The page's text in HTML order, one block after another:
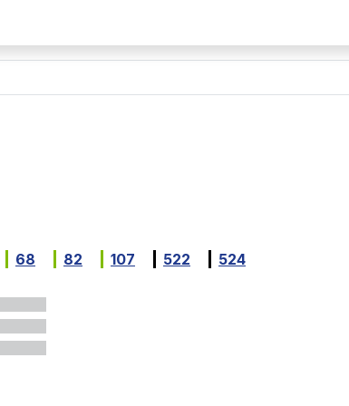
68 82 107 522 524